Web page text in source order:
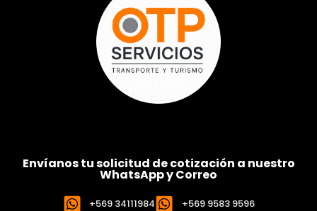
Envíanos tu solicitud de cotización a nuestro
WhatsApp y Correo
+569 34111984 +569 9583 9596